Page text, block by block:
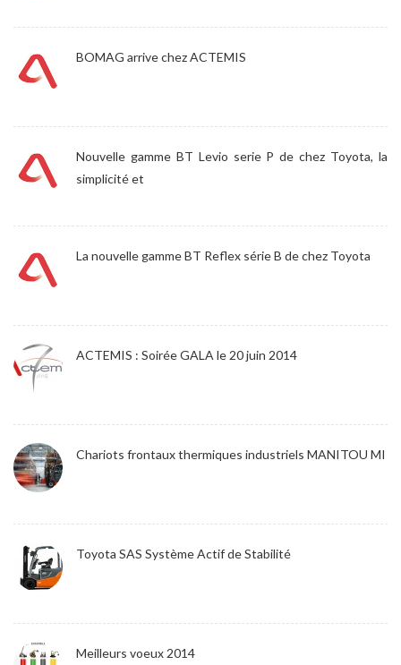
BOMAG arrive chez ACTEMIS
Nouvelle gamme BT Levio serie P de chez Toyota, la
simplicité et
La nouvelle gamme BT Reflex série B de chez Toyota
ACTEMIS : Soirée GALA le 20 juin 2014
Chariots frontaux thermiques industriels MANITOU MI
Toyota SAS Système Actif de Stabilité
Meilleurs voeux 2014